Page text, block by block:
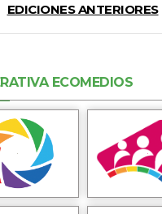
EDICIONES ANTERIORES
ECOMEDIOS